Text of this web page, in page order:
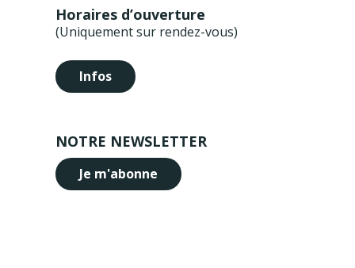
Horaires d’ouverture
(Uniquement sur rendez-vous)
Infos
NOTRE NEWSLETTER
Je m'abonne